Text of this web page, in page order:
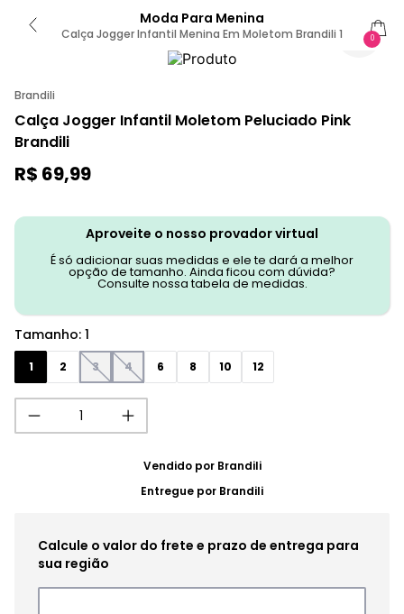
Moda Para Menina
Calça Jogger Infantil Menina Em Moletom Brandili 1 0
Brandili
Calça Jogger Infantil Moletom Peluciado Pink
Brandili
R$ 69,99
Aproveite o nosso provador virtual
É só adicionar suas medidas e ele te dará a melhor
opção de tamanho. Ainda ficou com dúvida?
Consulte nossa tabela de medidas.
Tamanho: 1
1 2 3 4 6 8 10 12
Vendido por Brandili
Entregue por Brandili